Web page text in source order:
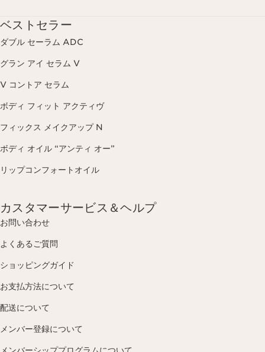
ベストセラー
ダブル セーラム ADC
グラン アイ セラム V
V コントア セラム
ボディ フィット アクティヴ
フィックス メイクアップ N
ボディ オイル “アンティ オー”
リップコンフォートオイル
カスタマーサービス＆ヘルプ
お問い合わせ
よくあるご質問
ショッピングガイド
お支払方法について
配送について
メンバー登録について